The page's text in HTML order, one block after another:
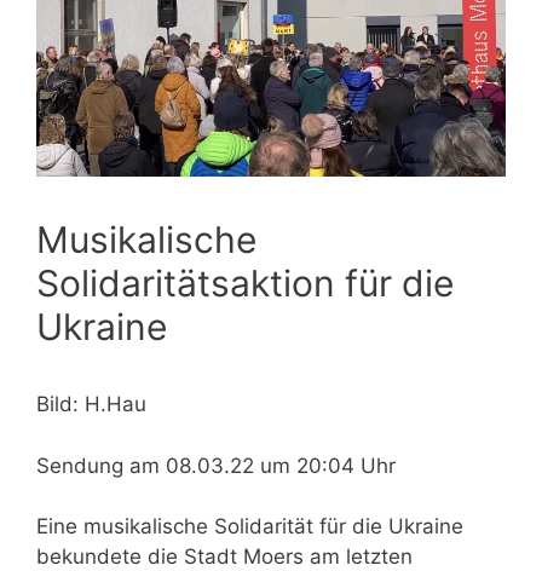
Musikalische
Solidaritätsaktion für die
Ukraine
Bild: H.Hau
Sendung am 08.03.22 um 20:04 Uhr
Eine musikalische Solidarität für die Ukraine
bekundete die Stadt Moers am letzten